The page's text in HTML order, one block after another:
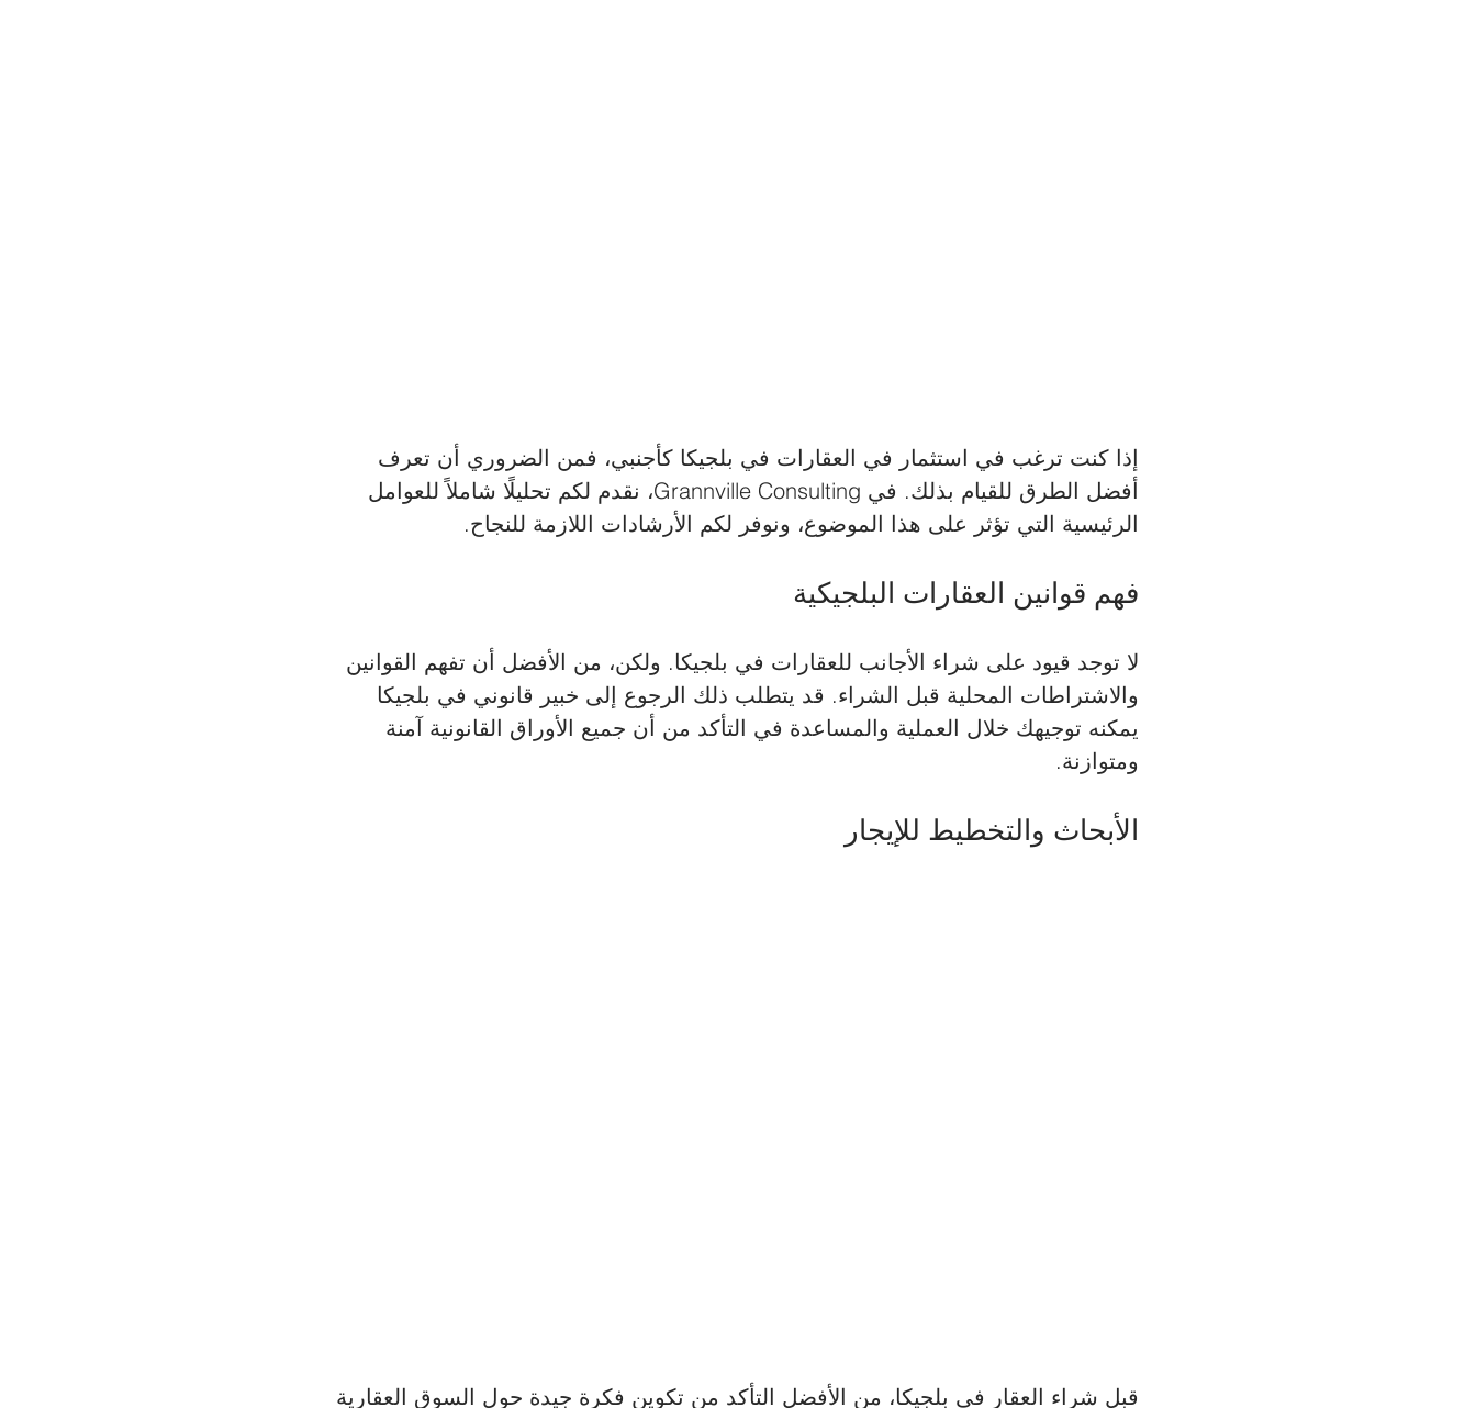
إذا كنت ترغب في استثمار في العقارات في بلجيكا كأجنبي، فمن الضروري أن تعرف
أفضل الطرق للقيام بذلك. في Grannville Consulting، نقدم لكم تحليلًا شاملاً للعوامل
الرئيسية التي تؤثر على هذا الموضوع، ونوفر لكم الأرشادات اللازمة للنجاح.
فهم قوانين العقارات البلجيكية
لا توجد قيود على شراء الأجانب للعقارات في بلجيكا. ولكن، من الأفضل أن تفهم القوانين
والاشتراطات المحلية قبل الشراء. قد يتطلب ذلك الرجوع إلى خبير قانوني في بلجيكا
يمكنه توجيهك خلال العملية والمساعدة في التأكد من أن جميع الأوراق القانونية آمنة
ومتوازنة.
الأبحاث والتخطيط للإيجار
قبل شراء العقار في بلجيكا، من الأفضل التأكد من تكوين فكرة جيدة حول السوق العقارية